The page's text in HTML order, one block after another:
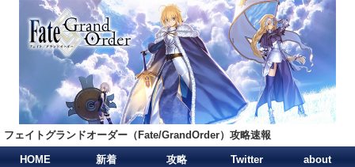
フェイトグランドオーダー（Fate/GrandOrder）攻略速報
HOME 新着 攻略 Twitter about